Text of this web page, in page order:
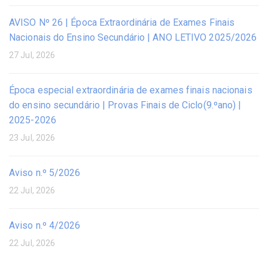
AVISO Nº 26 | Época Extraordinária de Exames Finais
Nacionais do Ensino Secundário | ANO LETIVO 2025/2026
27 Jul, 2026
Época especial extraordinária de exames finais nacionais
do ensino secundário | Provas Finais de Ciclo(9.ºano) |
2025-2026
23 Jul, 2026
Aviso n.º 5/2026
22 Jul, 2026
Aviso n.º 4/2026
22 Jul, 2026